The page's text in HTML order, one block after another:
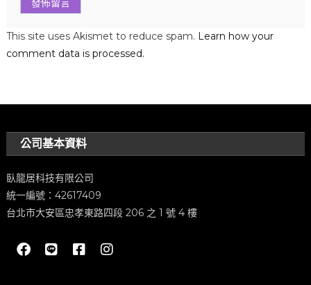
This site uses Akismet to reduce spam. Learn how your
comment data is processed.
公司基本資料
臥龍居科技有限公司
統一編號：42617409
台北市大安區忠孝東路四段 206 之 1 號 4 樓